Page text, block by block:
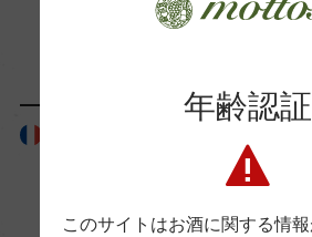
「生産者」が同じ
年齢認証
このサイトはお酒に関する情